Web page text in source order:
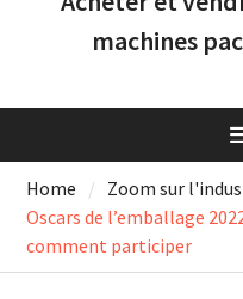
machines
Home
Zoom sur
Oscars de l’emballage
comment participer